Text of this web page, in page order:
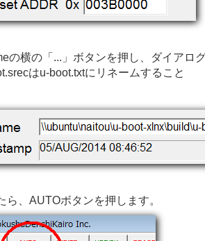
の横の「...」ボタンを押し、ダイアロ
はu-boot.txtにリネームすること
ら、AUTOボタンを押します。